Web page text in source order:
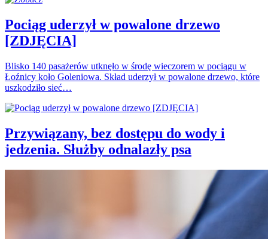
Pociąg uderzył w powalone drzewo
[ZDJĘCIA]
Blisko 140 pasażerów utknęło w środę wieczorem w pociągu w
Łoźnicy koło Goleniowa. Skład uderzył w powalone drzewo, które
uszkodziło sieć…
Przywiązany, bez dostępu do wody i
jedzenia. Służby odnalazły psa